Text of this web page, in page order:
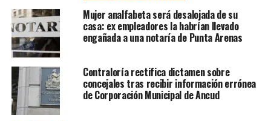
Mujer analfabeta será desalojada de su
casa: ex empleadores la habrían llevado
engañada a una notaría de Punta Arenas
Contraloría rectifica dictamen sobre
concejales tras recibir información errónea
de Corporación Municipal de Ancud